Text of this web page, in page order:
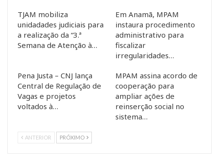
TJAM mobiliza
unidadades judiciais para
a realização da “3.ª
Semana de Atenção à…
Em Anamã, MPAM
instaura procedimento
administrativo para
fiscalizar
irregularidades…
Pena Justa – CNJ lança
Central de Regulação de
Vagas e projetos
voltados à…
MPAM assina acordo de
cooperação para
ampliar ações de
reinserção social no
sistema…
ANTERIOR PRÓXIMO